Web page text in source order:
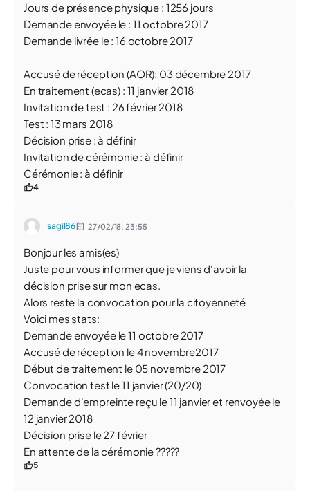
Jours de présence physique : 1256 jours
Demande envoyée le : 11 octobre 2017
Demande livrée le : 16 octobre 2017
Accusé de réception (AOR): 03 décembre 2017
En traitement (ecas) : 11 janvier 2018
Invitation de test : 26 février 2018
Test : 13 mars 2018
Décision prise : à définir
Invitation de cérémonie : à définir
Cérémonie : à définir
4
sagil86 27/02/18,23:55
Bonjour les amis(es)
Juste pour vous informer que je viens d'avoir la
décision prise sur mon ecas.
Alors reste la convocation pour la citoyenneté
Voici mes stats:
Demande envoyée le 11 octobre 2017
Accusé de réception le 4 novembre2017
Début de traitement le 05 novembre 2017
Convocation test le 11 janvier (20/20)
Demande d'empreinte reçu le 11 janvier et renvoyée le
12 janvier 2018
Décision prise le 27 février
En attente de la cérémonie ?????
5